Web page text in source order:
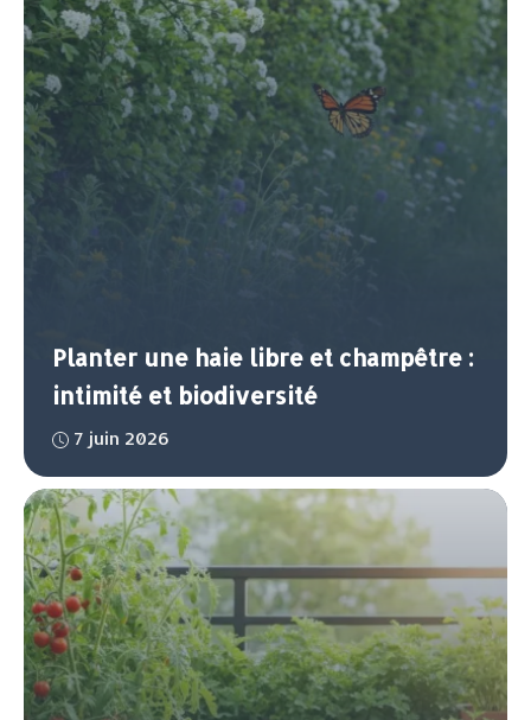
Planter une haie libre et champêtre :
intimité et biodiversité
7 juin 2026